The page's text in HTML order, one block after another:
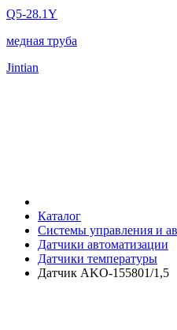
Q5-28.1Y
медная труба
Jintian
Каталог
Системы управления и
Датчики автоматизации
Датчики температуры
Датчик AKO-155801/1,5